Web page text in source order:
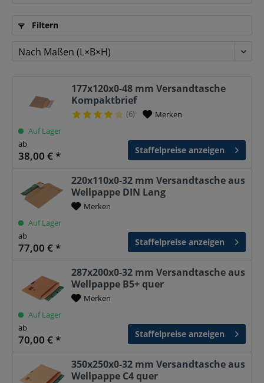
Filtern
177x120x0-48 mm Versandtasche
Kompaktbrief
(6)¹ Merken
Auf Lager
ab
38,00 € * Staffelpreise anzeigen
220x110x0-32 mm Versandtasche aus
Wellpappe DIN Lang
Merken
Auf Lager
ab
77,00 € * Staffelpreise anzeigen
287x200x0-32 mm Versandtasche aus
Wellpappe B5+ quer
Merken
Auf Lager
ab
70,00 € * Staffelpreise anzeigen
350x250x0-32 mm Versandtasche aus
Wellpappe C4 quer